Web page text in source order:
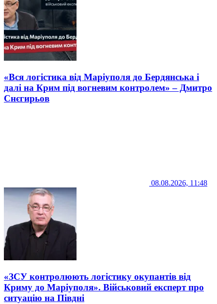
«Вся логістика від Маріуполя до Бердянська і
далі на Крим під вогневим контролем» – Дмитро
Снєгирьов
08.08.2026, 11:48
«ЗСУ контролюють логістику окупантів від
Криму до Маріуполя». Військовий експерт про
ситуацію на Півдні